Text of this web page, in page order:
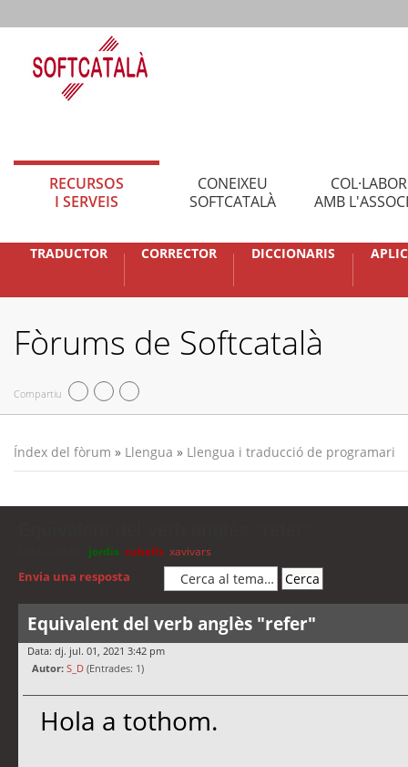
RECURSOS
I SERVEIS
CONEIXEU
SOFTCATALÀ
AMB
TRADUCTOR CORRECTOR DICCIONARIS
Fòrums de Softcatalà
Compartiu
Índex del fòrum » Llengua » Llengua i traducció de programari
jordis cubells xavivars
Envia una resposta
Equivalent del verb anglès "refer"
Data: dj. jul. 01, 2021 3:42 pm
Autor: S_D (Entrades: 1)
Hola a tothom.